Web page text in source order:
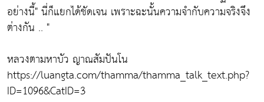
อย่างนี้"นี่ก็แยกได้ชัดเจน เพราะฉะนั้นความจำกับความจริงจึง
ต่างกัน .. "
หลวงตามหาบัว ญาณสัมปันโน
https://luangta.com/thamma/thamma_talk_text.php?
ID=1096&CatID=3